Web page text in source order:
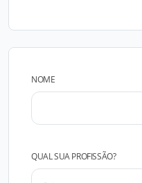
NOME
QUAL SUA PROFISSÃO?